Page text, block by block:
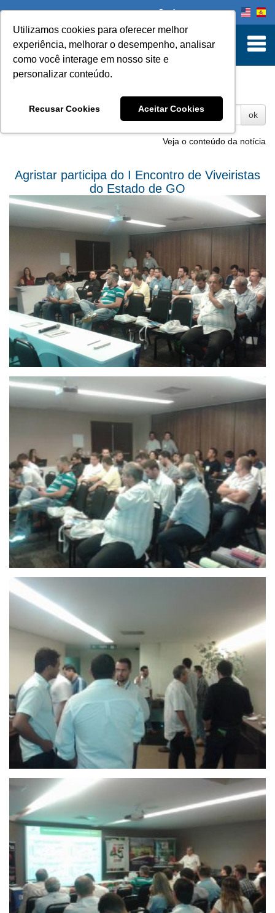
Utilizamos cookies para oferecer melhor
experiência, melhorar o desempenho, analisar
como você interage em nosso site e
personalizar conteúdo.
Recusar Cookies Aceitar Cookies
Onde comprar
ok
Agristar participa do I Encontro de Viveiristas
do Estado de GO
Veja o conteúdo da notícia